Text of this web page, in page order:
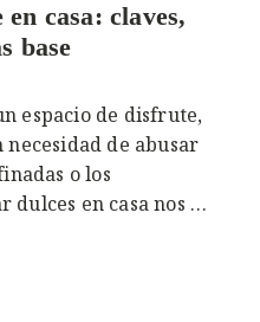
casa: claves,
base
espacio de disfrute,
de abusar
o los
dulces en casa nos …